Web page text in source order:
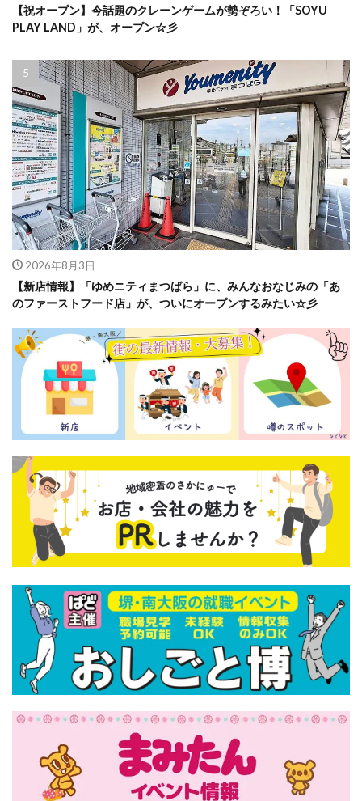
【祝オープン】今話題のクレーンゲームが勢ぞろい！「SOYU
PLAY LAND」が、オープン☆彡
2026年8月3日
【新店情報】「ゆめニティまつばら」に、みんなおなじみの「あ
のファーストフード店」が、ついにオープンするみたい☆彡